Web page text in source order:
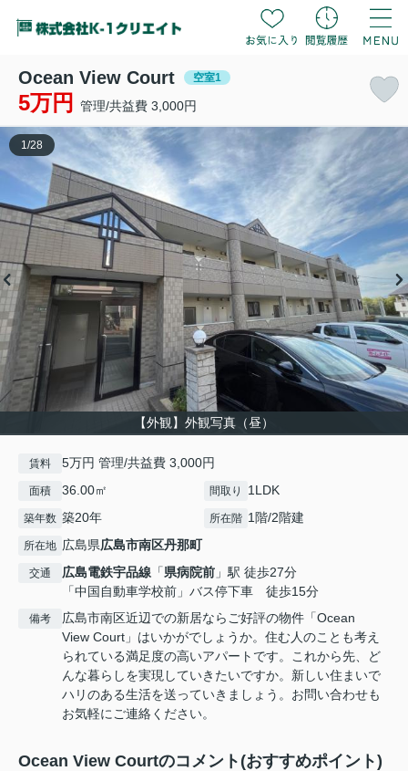
Ocean View Court 空室1
5万円 管理/共益費 3,000円
【外観】外観写真（昼）
1 /28
賃料 5万円 管理/共益費 3,000円
面積 36.00㎡ 間取り 1LDK
築年数 築20年 所在階 1階/2階建
所在地 広島県広島市南区丹那町
交通 広島電鉄宇品線 「県病院前 」駅 徒歩27分
「中国自動車学校前」バス停下車 徒歩15分
備考
広島市南区近辺での新居ならご好評の物件「Ocean
View Court」はいかがでしょうか。住む人のことも考え
られている満足度の高いアパートです。これから先、ど
んな暮らしを実現していきたいですか。新しい住まいで
ハリのある生活を送っていきましょう。お問い合わせも
お気軽にご連絡ください。
Ocean View Courtのコメント(おすすめポイント)